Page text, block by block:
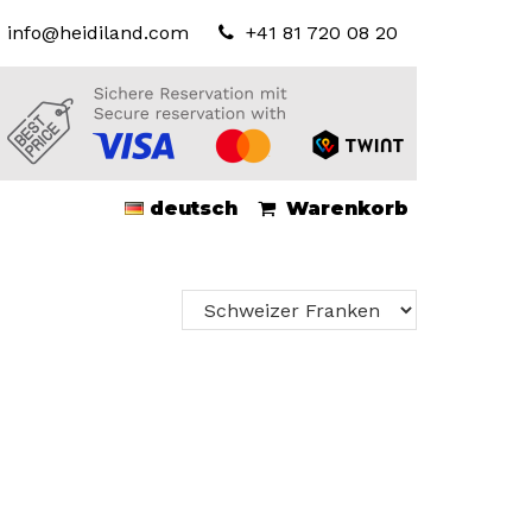
info@heidiland.com +41 81 720 08 20
deutsch Warenkorb